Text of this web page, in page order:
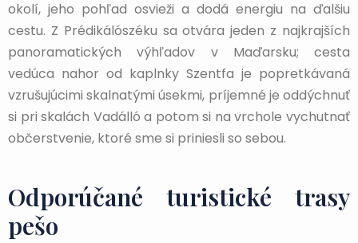
okolí, jeho pohľad osvieži a dodá energiu na ďalšiu
cestu. Z Prédikálószéku sa otvára jeden z najkrajších
panoramatických výhľadov v Maďarsku; cesta
vedúca nahor od kaplnky Szentfa je popretkávaná
vzrušujúcimi skalnatými úsekmi, príjemné je oddýchnuť
si pri skalách Vadálló a potom si na vrchole vychutnať
občerstvenie, ktoré sme si priniesli so sebou.
Odporúčané turistické trasy
pešo